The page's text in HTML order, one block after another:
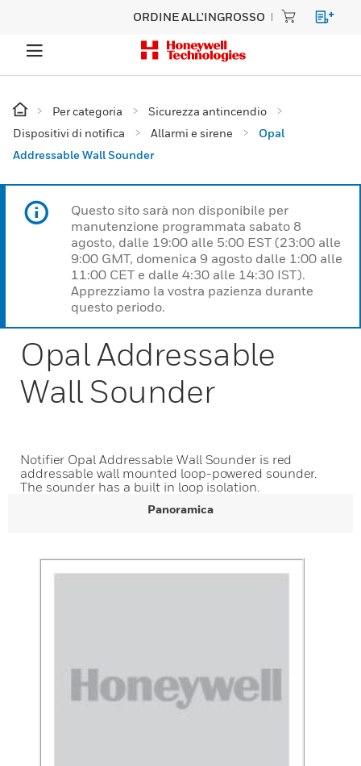
ORDINE ALL'INGROSSO
Per categoria
Sicurezza antincendio
Dispositivi di notifica
Allarmi e sirene
Opal
Addressable Wall Sounder
Questo sito sarà non disponibile per
manutenzione programmata sabato 8
agosto, dalle 19:00 alle 5:00 EST (23:00 alle
9:00 GMT, domenica 9 agosto dalle 1:00 alle
11:00 CET e dalle 4:30 alle 14:30 IST).
Apprezziamo la vostra pazienza durante
questo periodo.
Opal Addressable
Wall Sounder
Notifier Opal Addressable Wall Sounder is red
addressable wall mounted loop-powered sounder.
The sounder has a built in loop isolation.
Panoramica